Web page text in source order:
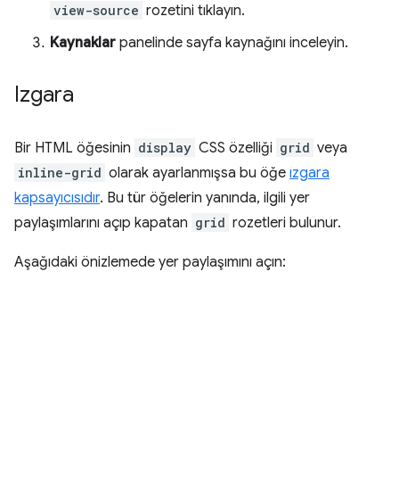
view-source rozetini tıklayın.
Kaynaklar panelinde sayfa kaynağını inceleyin.
Izgara
Bir HTML öğesinin display CSS özelliği grid veya
inline-grid olarak ayarlanmışsa bu öğe ızgara
kapsayıcısıdır. Bu tür öğelerin yanında, ilgili yer
paylaşımlarını açıp kapatan grid rozetleri bulunur.
Aşağıdaki önizlemede yer paylaşımını açın: